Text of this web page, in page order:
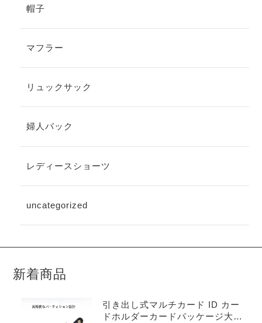
帽子
マフラー
リュックサック
婦人バック
レディースショーツ
uncategorized
新着商品
引き出し式マルチカード ID カー
ドホルダーカードパッケージ大容